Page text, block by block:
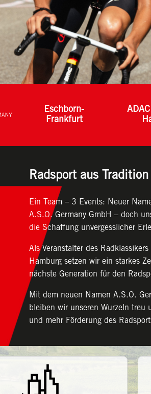
Eschborn-
Frankfurt
Radsport aus
Ein Team – 3 Events: Neuer
A.S.O. Germany GmbH – doch
die Schaffung unvergesslicher
Als Veranstalter des
Hamburg setzen wir ein starkes
nächste Generation für den
Mit dem neuen Namen A.S.O.
bleiben wir unseren Wurzeln
und mehr Förderung des
Consent-Einstellungen